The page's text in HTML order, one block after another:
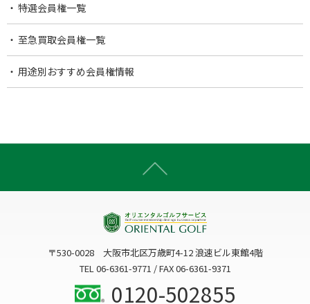
特選会員権一覧
至急買取会員権一覧
用途別おすすめ会員権情報
〒530-0028 大阪市北区万歳町4-12 浪速ビル東館4階
TEL 06-6361-9771 / FAX 06-6361-9371
0120-502855